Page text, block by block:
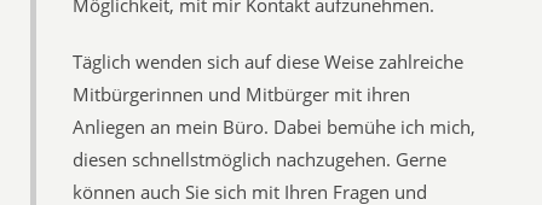
Möglichkeit, mit mir Kontakt aufzunehmen.
Täglich wenden sich auf diese Weise zahlreiche
Mitbürgerinnen und Mitbürger mit ihren
Anliegen an mein Büro. Dabei bemühe ich mich,
diesen schnellstmöglich nachzugehen. Gerne
können auch Sie sich mit Ihren Fragen und